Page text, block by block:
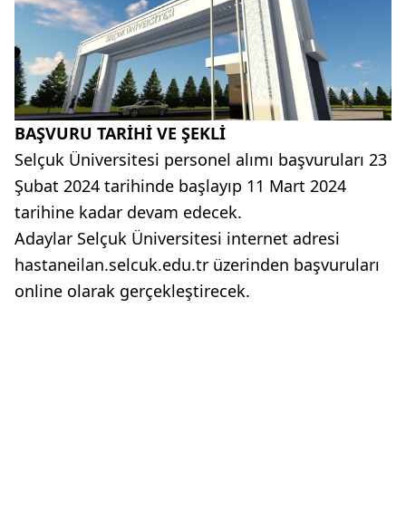
BAŞVURU TARİHİ VE ŞEKLİ
Selçuk Üniversitesi personel alımı başvuruları 23
Şubat 2024 tarihinde başlayıp 11 Mart 2024
tarihine kadar devam edecek.
Adaylar Selçuk Üniversitesi internet adresi
hastaneilan.selcuk.edu.tr üzerinden başvuruları
online olarak gerçekleştirecek.